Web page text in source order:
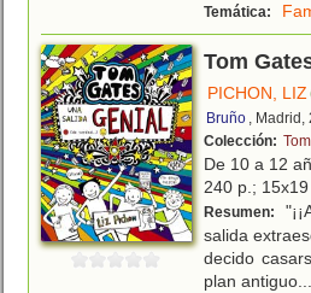
Temática:
Tom
PICHON, LIZ
Bruño , Madrid,
Colección:
De 10 a 12
240 p.;
Resumen:
salida
decido
plan antiguo...